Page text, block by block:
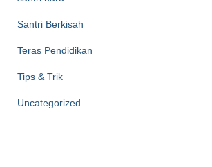
Santri Berkisah
Teras Pendidikan
Tips & Trik
Uncategorized